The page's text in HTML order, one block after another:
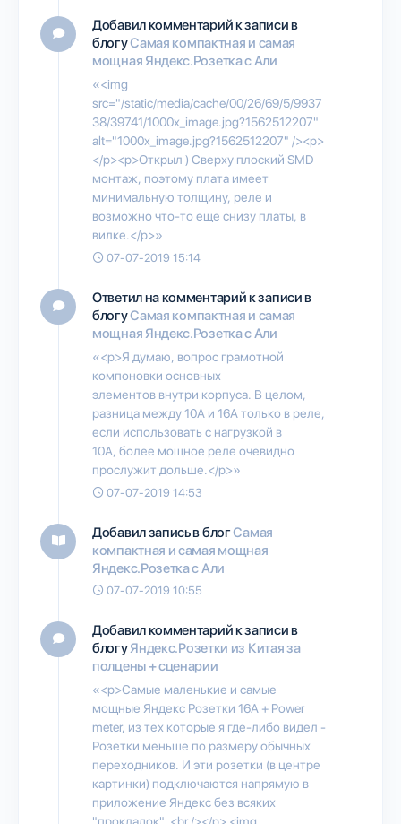
Добавил комментарий к записи в
блогуСамая компактная и самая
мощная Яндекс.Розетка с Али
«<img
src="/static/media/cache/00/26/69/5/9937
38/39741/1000x_image.jpg?1562512207"
alt="1000x_image.jpg?1562512207" /><p>
</p><p>Открыл ) Сверху плоский SMD
монтаж, поэтому плата имеет
минимальную толщину, реле и
возможно что-то еще снизу платы, в
вилке.</p>»
07-07-2019 15:14
Ответил на комментарий к записи в
блогуСамая компактная и самая
мощная Яндекс.Розетка с Али
«<p>Я думаю, вопрос грамотной
компоновки основных
элементов внутри корпуса. В целом,
разница между 10А и 16А только в реле,
если использовать с нагрузкой в
10А, более мощное реле очевидно
прослужит дольше.</p>»
07-07-2019 14:53
Добавил запись в блогСамая
компактная и самая мощная
Яндекс.Розетка с Али
07-07-2019 10:55
Добавил комментарий к записи в
блогуЯндекс.Розетки из Китая за
полцены + сценарии
«<p>Самые маленькие и самые
мощные Яндекс Розетки 16А + Power
meter, из тех которые я где-либо видел -
Розетки меньше по размеру обычных
переходников. И эти розетки (в центре
картинки) подключаются напрямую в
приложение Яндекс без всяких
"прокладок". <br /></p> <img